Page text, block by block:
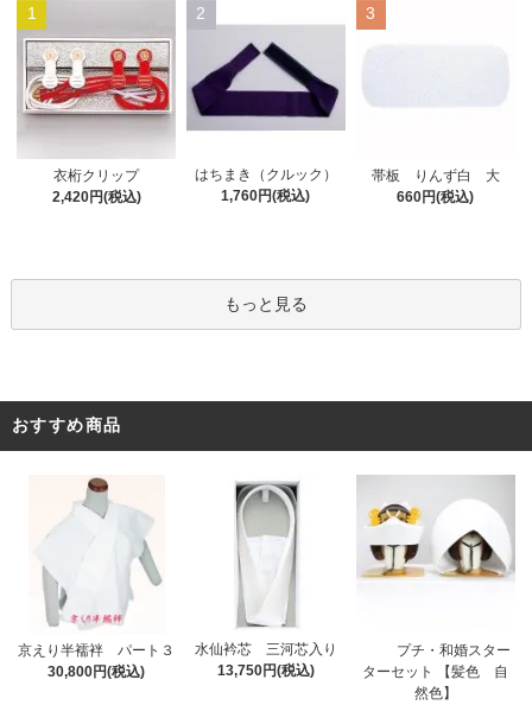
1
衣桁クリップ
2,420円(税込)
2
はちまき（クルック）
1,760円(税込)
3
帯板 りんず白 大
660円(税込)
もっと見る
おすすめ商品
京えり半襦袢 パート３
30,800円(税込)
水仙衿芯 三河芯入り
13,750円(税込)
プチ・和婚スター
ターセット 【髪色 自
然色】